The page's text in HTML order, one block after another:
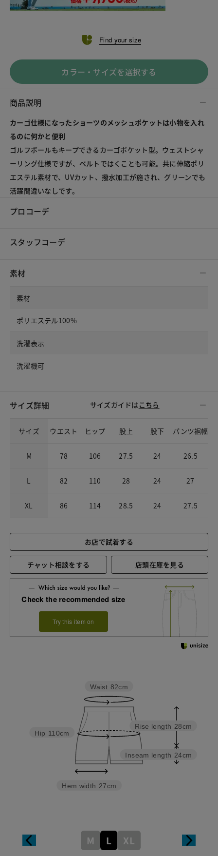
Find your size
カラー・サイズを選択する
商品説明
カーゴ仕様になったショーツのメッシュポケットは小物を入れ
るのに何かと便利
ゴルフボールもキープできるカーゴポケット型。ウェストシャ
ーリング仕様ですが、ベルトではくことも可能。共に伸縮ポリ
エステル素材で、UVカット、撥水加工が施され、グリーンでも
活躍間違いなしです。
プロコーデ
スタッフコーデ
素材
素材
ポリエステル100%
洗濯表示
洗濯機可
サイズ詳細 サイズガイドは こちら
サイズ ウエスト ヒップ 股上 股下 パンツ裾幅
M 78 106 27.5 24 26.5
L 82 110 28 24 27
XL 86 114 28.5 24 27.5
お店で試着する
チャット相談をする 店頭在庫を見る
Check the recommended size
Try this item on
Rise length 28cm
Inseam length 24cm
Hem width 27cm
Hip 110cm
Waist 82cm
M L XL